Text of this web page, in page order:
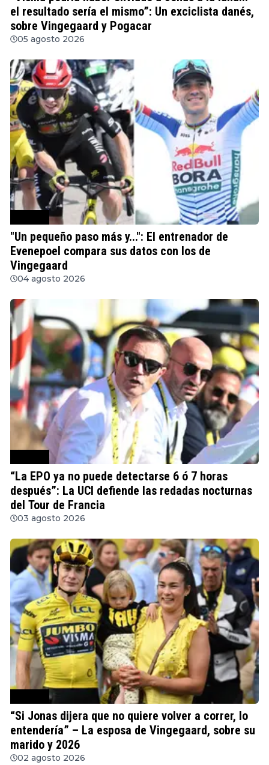
el resultado sería el mismo”: Un exciclista danés,
sobre Vingegaard y Pogacar
05 agosto 2026
"Un pequeño paso más y...": El entrenador de
Evenepoel compara sus datos con los de
Vingegaard
04 agosto 2026
“La EPO ya no puede detectarse 6 ó 7 horas
después”: La UCI defiende las redadas nocturnas
del Tour de Francia
03 agosto 2026
“Si Jonas dijera que no quiere volver a correr, lo
entendería” – La esposa de Vingegaard, sobre su
marido y 2026
02 agosto 2026